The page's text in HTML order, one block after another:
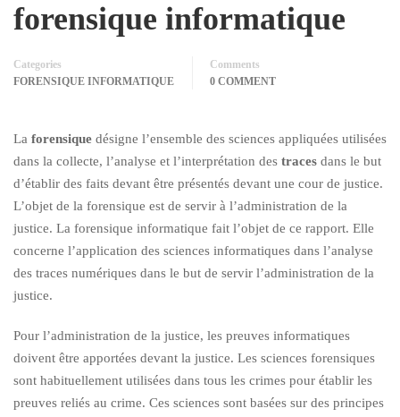
forensique informatique
Categories
FORENSIQUE INFORMATIQUE
Comments
0 COMMENT
La forensique désigne l’ensemble des sciences appliquées utilisées
dans la collecte, l’analyse et l’interprétation des traces dans le but
d’établir des faits devant être présentés devant une cour de justice.
L’objet de la forensique est de servir à l’administration de la
justice. La forensique informatique fait l’objet de ce rapport. Elle
concerne l’application des sciences informatiques dans l’analyse
des traces numériques dans le but de servir l’administration de la
justice.
Pour l’administration de la justice, les preuves informatiques
doivent être apportées devant la justice. Les sciences forensiques
sont habituellement utilisées dans tous les crimes pour établir les
preuves reliés au crime. Ces sciences sont basées sur des principes